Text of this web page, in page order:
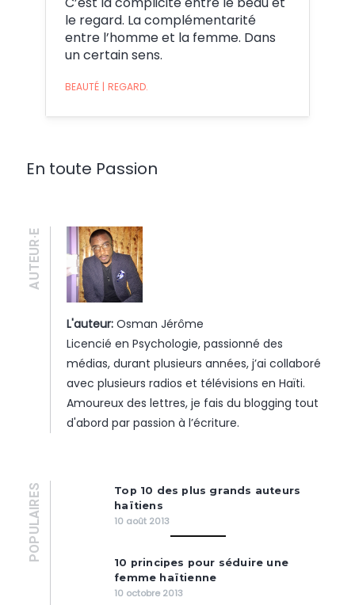
le regard. La complémentarité
entre l’homme et la femme. Dans
un certain sens.
BEAUTÉ | REGARD.
En toute Passion
AUTEUR·E
L'auteur: Osman Jérôme
Licencié en Psychologie, passionné des
médias, durant plusieurs années, j’ai collaboré
avec plusieurs radios et télévisions en Haïti.
Amoureux des lettres, je fais du blogging tout
d'abord par passion à l’écriture.
POPULAIRES
Top 10 des plus grands auteurs
haïtiens
10 août 2013
10 principes pour séduire une
femme haïtienne
10 octobre 2013